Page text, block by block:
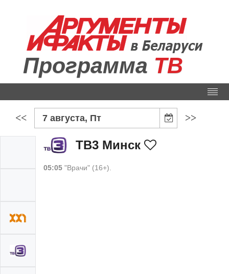
Программа ТВ
<< 7 августа, Пт >>
ТВ3 Минск
05:05 "Врачи" (16+).